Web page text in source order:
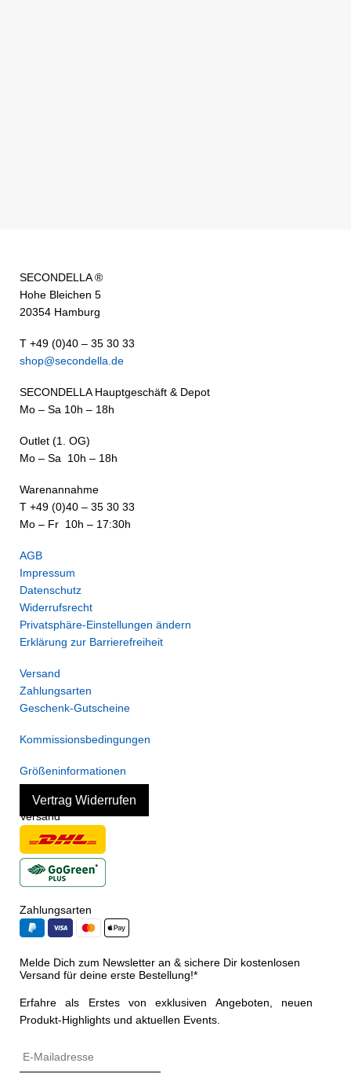
SECONDELLA ®
Hohe Bleichen 5
20354 Hamburg
T +49 (0)40 – 35 30 33
shop@secondella.de
SECONDELLA Hauptgeschäft & Depot
Mo – Sa 10h – 18h
Outlet (1. OG)
Mo – Sa 10h – 18h
Warenannahme
T +49 (0)40 – 35 30 33
Mo – Fr 10h – 17:30h
AGB
Impressum
Datenschutz
Widerrufsrecht
Privatsphäre-Einstellungen ändern
Erklärung zur Barrierefreiheit
Versand
Zahlungsarten
Geschenk-Gutscheine
Kommissionsbedingungen
Größeninformationen
Vertrag Widerrufen
Versand
Zahlungsarten
Melde Dich zum Newsletter an & sichere Dir kostenlosen
Versand für deine erste Bestellung!*
Erfahre als Erstes von exklusiven Angeboten, neuen
Produkt-Highlights und aktuellen Events.